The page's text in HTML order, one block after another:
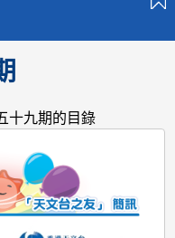
十九期的目錄